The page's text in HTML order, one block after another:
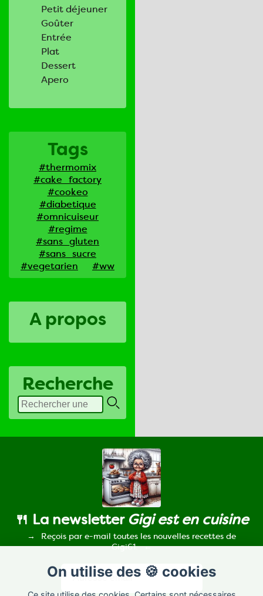
Petit déjeuner
Goûter
Entrée
Plat
Dessert
Apero
Tags
#thermomix
#cake_factory
#cookeo
#diabetique
#omnicuiseur
#regime
#sans_gluten
#sans_sucre
#vegetarien
#ww
A propos
Recherche
On utilise des 🍪 cookies
🍴 La newsletter Gigi est en cuisine
Reçois par e-mail toutes les nouvelles recettes de
Gigi61.